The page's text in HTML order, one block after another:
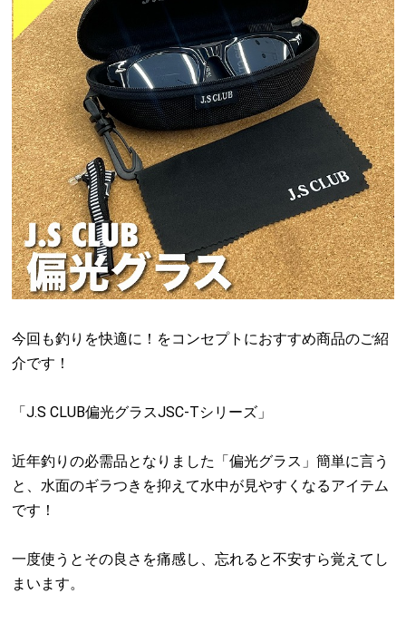
今回も釣りを快適に！をコンセプトにおすすめ商品のご紹
介です！
「J.S CLUB偏光グラスJSC-Tシリーズ」
近年釣りの必需品となりました「偏光グラス」簡単に言う
と、水面のギラつきを抑えて水中が見やすくなるアイテム
です！
一度使うとその良さを痛感し、忘れると不安すら覚えてし
まいます。